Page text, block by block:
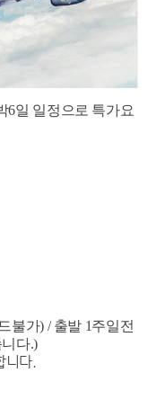
6일 일정으로 특가요
불가) / 출발 1주일전
다.)
다.